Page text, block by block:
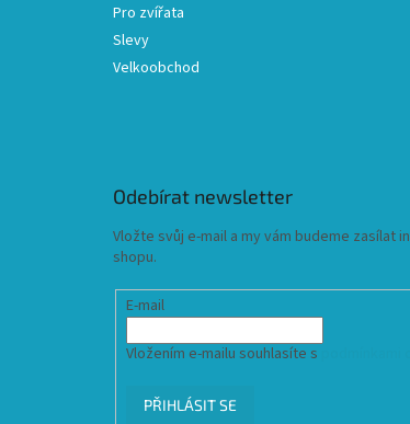
Pro zvířata
Slevy
Velkoobchod
Odebírat newsletter
Vložte svůj e-mail a my vám budeme zasílat
shopu.
E-mail
Vložením e-mailu souhlasíte s
PŘIHLÁSIT SE